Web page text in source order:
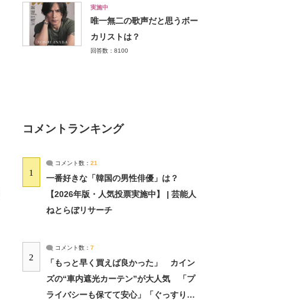
実施中
唯一無二の歌声だと思うボー
カリストは？
回答数：8100
コメントランキング
1
コメント数： 21
一番好きな「韓国の男性俳優」は？
【2026年版・人気投票実施中】 | 芸能人
ねとらぼリサーチ
2
コメント数： 7
「もっと早く買えば良かった」 カイン
ズの“車内遮光カーテン”が大人気 「プ
ライバシーも保てて安心」「ぐっすり眠